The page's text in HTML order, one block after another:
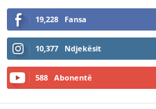
19,228 Fansa
10,377 Ndjekësit
588 Abonentë